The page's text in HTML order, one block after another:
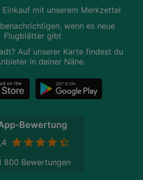
Einkauf mit unserem Merkzettel
wenn es neue
Flugblätter gibt
Auf unserer Karte findest du
in deiner Nähe.
Bewertung
800 Bewertungen